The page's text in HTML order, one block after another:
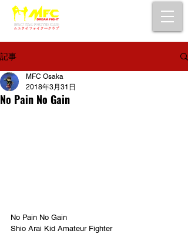
記事
No Pain No Gain
MFC Osaka
2018年3月31日
No Pain No Gain
Shio Arai Kid Amateur Fighter